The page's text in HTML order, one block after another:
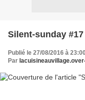
Silent-sunday #17
Publié le 27/08/2016 à
Par